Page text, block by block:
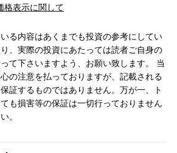
格表示に関して
る内容はあくまでも投資の参考にしてい
、実際の投資にあたっては読者ご自身の
て下さいますよう、お願い致します。 当
の注意を払っておりますが、記載される
証するものではありません。万が一、ト
も損害等の保証は一切行っておりません
。